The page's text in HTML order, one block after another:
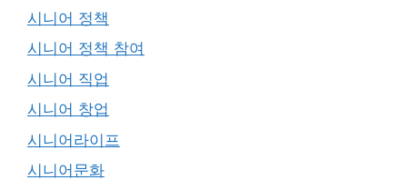
시니어 정책
시니어 정책 참여
시니어 직업
시니어 창업
시니어라이프
시니어문화